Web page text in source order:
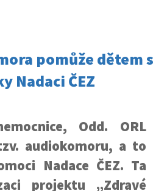
pomůže dětem
Nadaci ČEZ
Odd. ORL
audiokomoru, a to
Nadace ČEZ. Ta
projektu „Zdravé